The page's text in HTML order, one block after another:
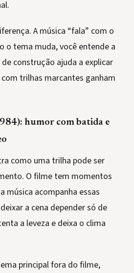
A música “fala” com o
o tema muda, você entende a
construção ajuda a explicar
trilhas marcantes ganham
humor com batida e
como uma trilha pode ser
O filme tem momentos
música acompanha essas
a cena depender só de
a leveza e deixa o clima
principal fora do filme,